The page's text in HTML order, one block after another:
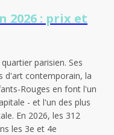
2026 : prix et
parisien. Ses
d'art contemporain, la
Rouges en font l'un
- et l'un des plus
En 2026, les 312
les 3e et 4e